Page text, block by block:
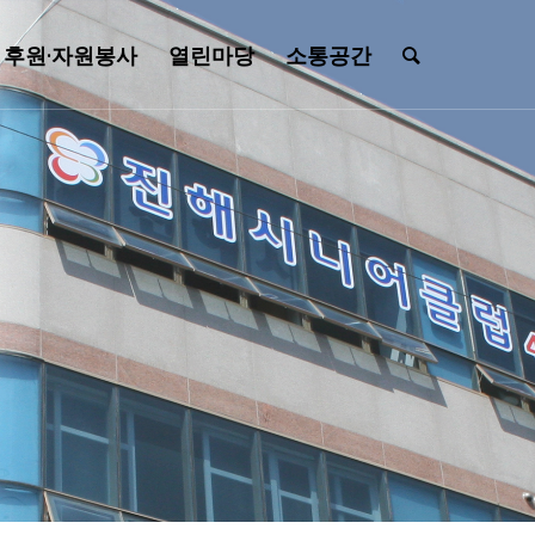
후원·자원봉사 열린마당 소통공간